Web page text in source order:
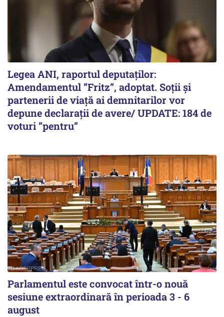
Legea ANI, raportul deputaților:
Amendamentul ”Fritz”, adoptat. Soții și
partenerii de viață ai demnitarilor vor
depune declarații de avere/ UPDATE: 184 de
voturi ”pentru”
Parlamentul este convocat într-o nouă
sesiune extraordinară în perioada 3 - 6
august